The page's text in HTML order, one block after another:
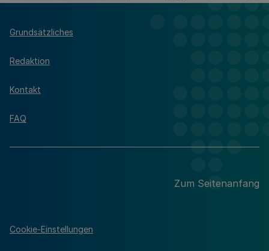
Grundsätzliches
Redaktion
Kontakt
FAQ
Zum Seitenanfang
Cookie-Einstellungen